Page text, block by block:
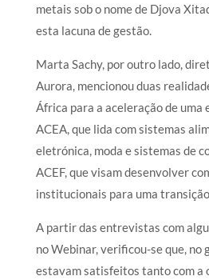
metais sob o nome de Djova
esta lacuna de gestão.
Marta Sachy, por outro lado,
Aurora, mencionou duas
África para a aceleração de uma
ACEA, que lida com sistemas
eletrónica, moda e sistemas de
ACEF, que visam desenvolver
institucionais para uma
A partir das entrevistas com
no Webinar, verificou-se que, no
estavam satisfeitos tanto com a